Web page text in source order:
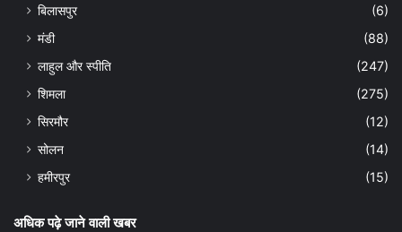
बिलासपुर
(6)
मंडी
(88)
लाहुल और स्पीति
(247)
शिमला
(275)
सिरमौर
(12)
सोलन
(14)
हमीरपुर
(15)
अधिक पढ़े जाने वाली खबर